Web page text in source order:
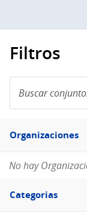
Filtros
conjuntos
de
Filtro
Organizaciones
No hay
Filtro
Categorias
Categorias